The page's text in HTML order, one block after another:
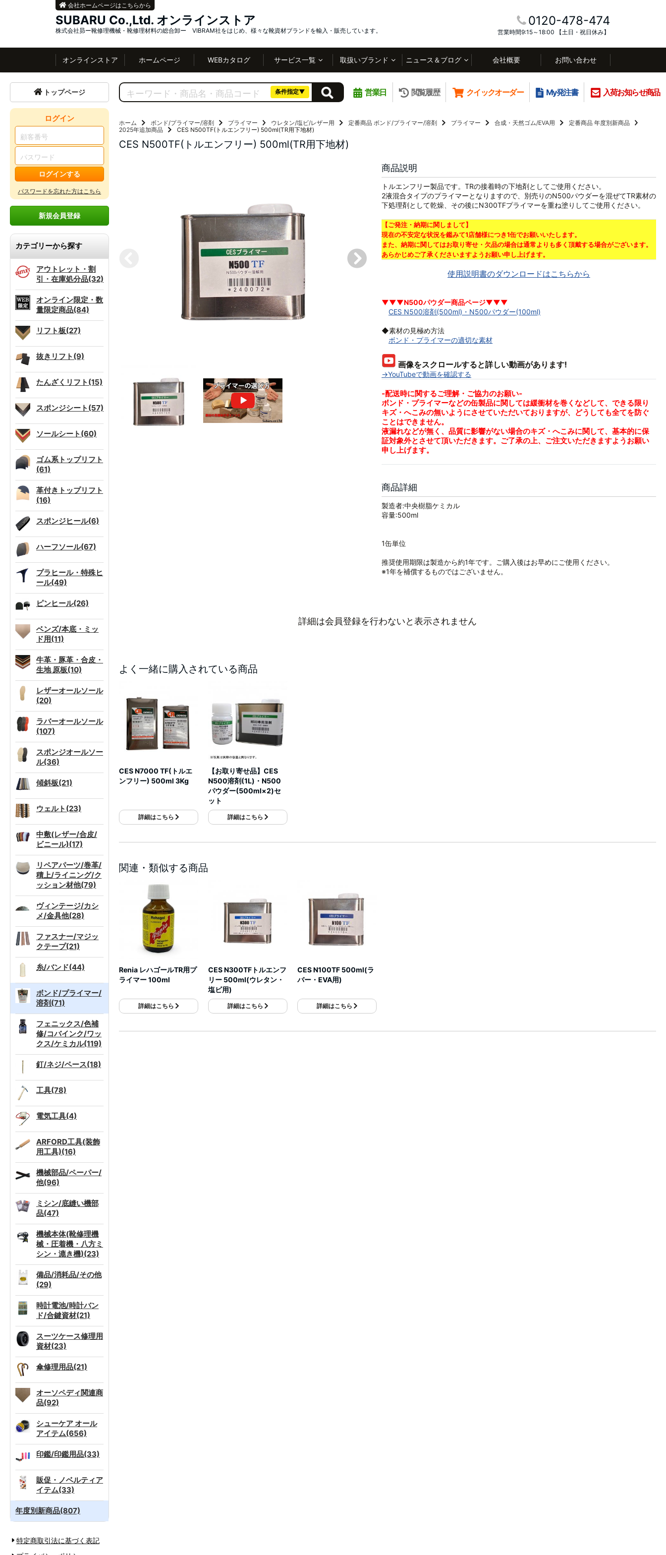
SUBARU Co.,Ltd. オンラインストア
株式会社昴ー靴修理機械・靴修理材料の総合卸ー VIBRAM社をはじめ、様々な靴資材ブランドを輸入・販売しています。
0120-478-474
営業時間9:15～18:00 【土日・祝日休み】
会社ホームページはこちらから
オンラインストア ホームページ WEBカタログ サービス一覧 取扱いブランド ニュース＆ブログ 会社概要 お問い合わせ
トップページ
ログイン
ログインする
パスワードを忘れた方はこちら
新規会員登録
カテゴリーから探す
アウトレット・割
引・在庫処分品(32)
オンライン限定・数
量限定商品(84)
リフト板(27)
抜きリフト(9)
たんざくリフト(15)
スポンジシート(57)
ソールシート(60)
ゴム系トップリフト
(61)
革付きトップリフト
(16)
スポンジヒール(6)
ハーフソール(67)
プラヒール・特殊ヒ
ール(49)
ピンヒール(26)
ベンズ/本底・ミッ
ド用(11)
牛革・豚革・合皮・
生地 原板(10)
レザーオールソール
(20)
ラバーオールソール
(107)
スポンジオールソー
ル(36)
傾斜板(21)
ウェルト(23)
中敷(レザー/合皮/
ビニール)(17)
リペアパーツ/巻革/
積上/ライニング/ク
ッション材他(79)
ヴィンテージ/カシ
メ/金具他(28)
ファスナー/マジッ
クテープ(21)
糸/バンド(44)
ボンド/プライマー/
溶剤(71)
フェニックス/色補
修/コバインク/ワッ
クス/ケミカル(119)
釘/ネジ/ペース(18)
工具(78)
電気工具(4)
ARFORD工具(装飾
用工具)(16)
機械部品/ペーパー/
他(96)
ミシン/底縫い機部
品(47)
機械本体(靴修理機
械・圧着機・八方ミ
シン・漉き機)(23)
備品/消耗品/その他
(29)
時計電池/時計バン
ド/合鍵資材(21)
スーツケース修理用
資材(23)
傘修理用品(21)
オーソペディ関連商
品(92)
シューケア オール
アイテム(656)
印鑑/印鑑用品(33)
販促・ノベルティア
イテム(33)
年度別新商品(807)
特定商取引法に基づく表記
条件指定▼ 営業日 閲覧履歴 クイックオーダー My発注書 入荷お知らせ商品
ホーム ボンド/プライマー/溶剤 プライマー ウレタン/塩ビ/レザー用 定番商品 ボンド/プライマー/溶剤 プライマー 合成・天然ゴム/EVA用 定番商品 年度別新商品
2025年追加商品
CES N500TF(トルエンフリー) 500ml(TR用下地材)
CES N500TF(トルエンフリー) 500ml(TR用下地材)
商品説明
トルエンフリー製品です。TRの接着時の下地剤としてご使用ください。
2液混合タイプのプライマーとなりますので、別売りのN500パウダーを混ぜてTR素材の
下処理剤として乾燥、その後にN300TFプライマーを重ね塗りしてご使用ください。
【ご発注・納期に関しまして】
現在の不安定な状況を鑑みて1店舗様につき1缶でお願いいたします。
また、納期に関してはお取り寄せ・欠品の場合は通常よりも多く頂戴する場合がございます。
あらかじめご了承くださいますようお願い申し上げます。
使用説明書のダウンロードはこちらから
▼▼▼N500パウダー商品ページ▼▼▼
CES N500溶剤(500ml)・N500パウダー(100ml)
◆素材の見極め方法
ボンド・プライマーの適切な素材
画像をスクロールすると詳しい動画があります!
→YouTubeで動画を確認する
-配送時に関するご理解・ご協力のお願い-
ボンド・プライマーなどの缶製品に関しては緩衝材を巻くなどして、できる限り
キズ・へこみの無いようにさせていただいておりますが、どうしても全てを防ぐ
ことはできません。
液漏れなどが無く、品質に影響がない場合のキズ・へこみに関して、基本的に保
証対象外とさせて頂いただきます。ご了承の上、ご注文いただきますようお願い
申し上げます。
商品詳細
製造者:中央樹脂ケミカル
容量:500ml
1缶単位
推奨使用期限は製造から約1年です。ご購入後はお早めにご使用ください。
※1年を補償するものではございません。
詳細は会員登録を行わないと表示されません
よく一緒に購入されている商品
CES N7000 TF(トルエ
ンフリー) 500ml 3Kg
詳細はこちら
【お取り寄せ品】CES
N500溶剤(1L)・N500
パウダー(500ml×2)セ
ット
詳細はこちら
関連・類似する商品
Renia レハゴールTR用プ
ライマー 100ml
詳細はこちら
CES N300TFトルエンフ
リー 500ml(ウレタン・
塩ビ用)
詳細はこちら
CES N100TF 500ml(ラ
バー・EVA用)
詳細はこちら